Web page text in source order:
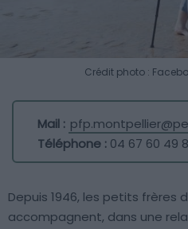
Crédit photo :
Mail :
Téléphone : 04 67 60 49
Depuis 1946, les petits frères
accompagnent, dans une